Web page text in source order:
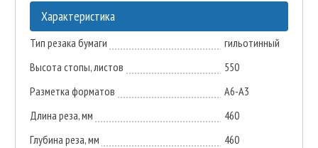
Характеристика
Тип резака бумаги
гильотинный
Высота стопы, листов
550
Разметка форматов
А6-А3
Длина реза, мм
460
Глубина реза, мм
460